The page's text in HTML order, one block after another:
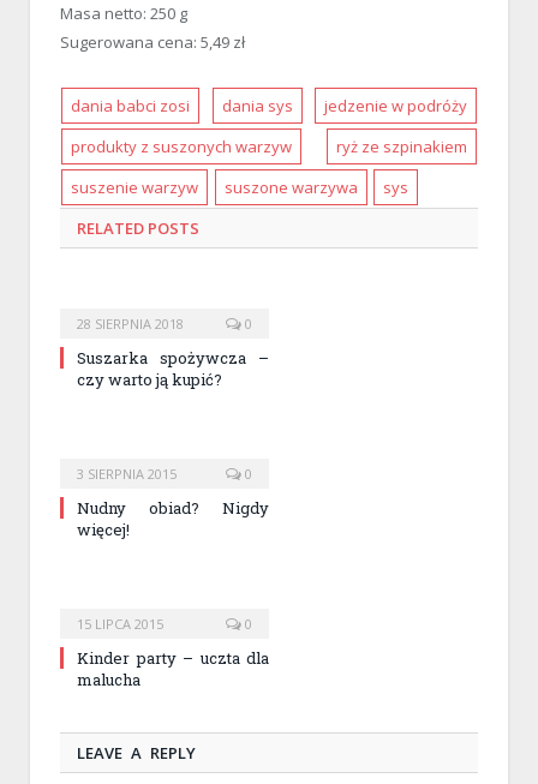
Masa netto: 250 g
Sugerowana cena: 5,49 zł
dania babci zosi dania sys
jedzenie w podróży
produkty z suszonych warzyw
ryż ze szpinakiem
suszenie warzyw
suszone warzywa
sys
RELATED POSTS
28 SIERPNIA 2018 0
Suszarka spożywcza –
czy warto ją kupić?
3 SIERPNIA 2015 0
Nudny obiad? Nigdy
więcej!
15 LIPCA 2015 0
Kinder party – uczta dla
malucha
LEAVE A REPLY